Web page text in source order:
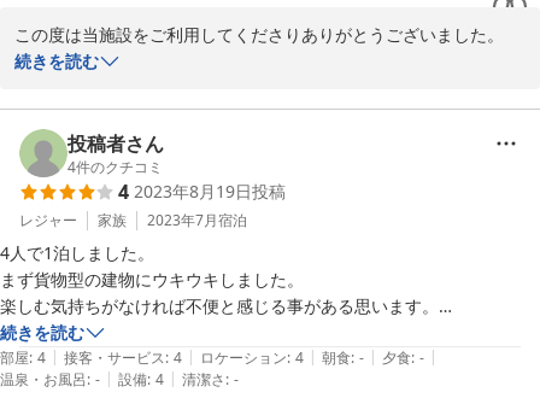
ちょっと残念。また、歯ブラシが全部白なので、何色か色別にしてもら
えるとうれしいところ。あと、ハンド／フェイスタオルの枚数を少し余
分にしてもらえると　各自使う分の他に流しやトイレに掛けておくこと
ますが、最後に部屋へ入室するときのナンバーキーが画面に表示される
ので、メモあるいはスマホカメラなどで記録しておくことをお勧めしま
す。
清潔感もあり、総じて快適でした。
この度は当施設をご利用してくださりありがとうございました。
施設の設備につきましてご不便をおかけして失礼いたしました。貴
また､お近くに来る際にご利用いただけますと幸いです。
ありがとうございました！！
2024-01-03
続きを読む
投稿者さん
4件のクチコミ
4 2023年8月19日投稿
レジャー 家族 2023年7月宿泊
4人で1泊しました。
まず貨物型の建物にウキウキしました。
楽しむ気持ちがなければ不便と感じる事がある思います。
お風呂はシャワーブースのみだったので、歩いで10分くらいの湯処花
ゆづきへ行ったのですが、これおすすめです。
ホテルのすぐ近くにもコンビニはあるのですが、お風呂の帰りに遠回り
続きを読む
部屋: 4 | 接客・サービス: 4 | ロケーション: 4 | 朝食: - | 夕食: - |
温泉・お風呂: - | 設備: 4 | 清潔さ: -